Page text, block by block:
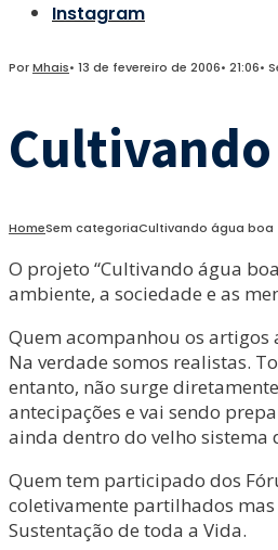
Instagram
PorMhais• 13 de fevereiro de 2006• 21:06•
HomeSem categoriaCultivando água boa
O projeto “Cultivando água
ambiente, a sociedade e as
Quem acompanhou os artigos
Na verdade somos realistas.
entanto, não surge
antecipações e vai sendo
ainda dentro do velho sistema
Quem tem participado dos
coletivamente partilhados
Sustentação de toda a Vida.